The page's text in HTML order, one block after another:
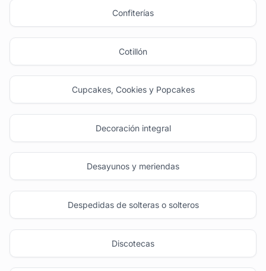
Confiterías
Cotillón
Cupcakes, Cookies y Popcakes
Decoración integral
Desayunos y meriendas
Despedidas de solteras o solteros
Discotecas